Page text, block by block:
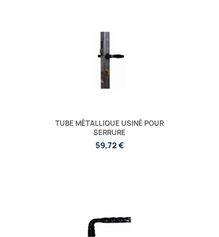
TUBE MÉTALLIQUE USINÉ POUR
SERRURE
59,72 €